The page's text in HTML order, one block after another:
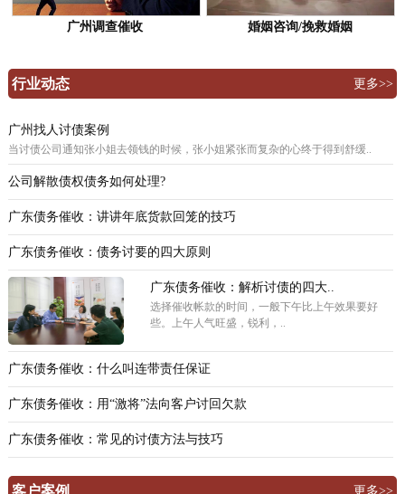
广州调查催收 婚姻咨询/挽救婚姻
行业动态 更多>>
广州找人讨债案例
当讨债公司通知张小姐去领钱的时候，张小姐紧张而复杂的心终于得到舒缓..
公司解散债权债务如何处理?
广东债务催收：讲讲年底货款回笼的技巧
广东债务催收：债务讨要的四大原则
广东债务催收：解析讨债的四大..
选择催收帐款的时间，一般下午比上午效果要好
些。上午人气旺盛，锐利，..
广东债务催收：什么叫连带责任保证
广东债务催收：用“激将”法向客户讨回欠款
广东债务催收：常见的讨债方法与技巧
客户案例 更多>>